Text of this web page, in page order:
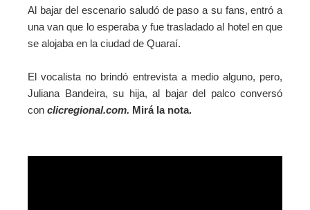
Al bajar del escenario saludó de paso a su fans, entró a
una van que lo esperaba y fue trasladado al hotel en que
se alojaba en la ciudad de Quaraí.
El vocalista no brindó entrevista a medio alguno, pero,
Juliana Bandeira, su hija, al bajar del palco conversó
con clicregional.com. Mirá la nota.